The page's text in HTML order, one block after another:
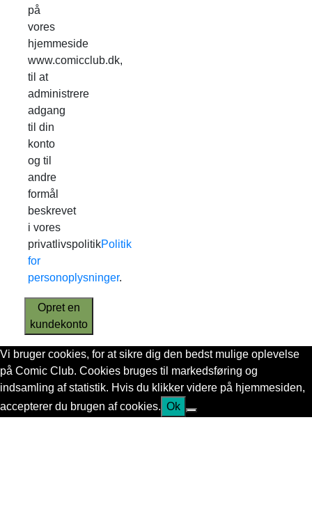
på
vores
hjemmeside
www.comicclub.dk,
til at
administrere
adgang
til din
konto
og til
andre
formål
beskrevet
i vores
privatlivspolitikPolitik
for
personoplysninger.
Opret en
kundekonto
Vi bruger cookies, for at sikre dig den bedst mulige oplevelse
på Comic Club. Cookies bruges til markedsføring og
indsamling af statistik. Hvis du klikker videre på hjemmesiden,
accepterer du brugen af cookies. Ok